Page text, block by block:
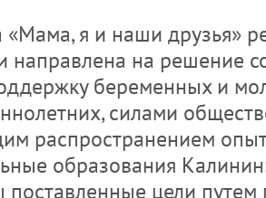
я и наши друзья»
направлена на решение
беременных и
силами
распространением
образования
поставленные цели